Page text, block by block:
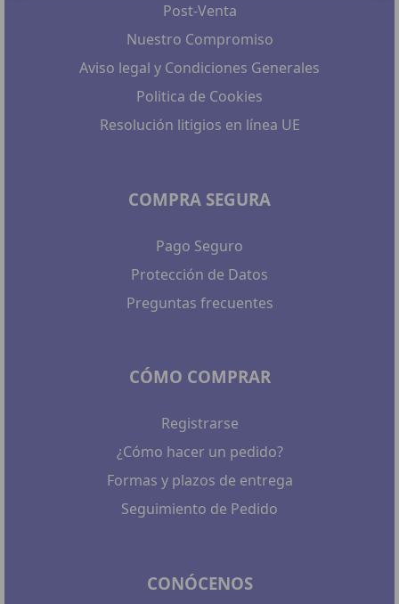
Post-Venta
Nuestro Compromiso
Aviso legal y Condiciones Generales
Politica de Cookies
Resolución litigios en línea UE
COMPRA SEGURA
Pago Seguro
Protección de Datos
Preguntas frecuentes
CÓMO COMPRAR
Registrarse
¿Cómo hacer un pedido?
Formas y plazos de entrega
Seguimiento de Pedido
CONÓCENOS